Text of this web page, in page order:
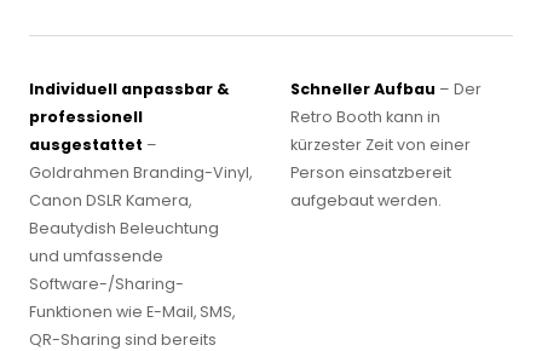
Individuell anpassbar &
professionell
ausgestattet –
Goldrahmen Branding-Vinyl,
Canon DSLR Kamera,
Beautydish Beleuchtung
und umfassende
Software-/Sharing-
Funktionen wie E-Mail, SMS,
QR-Sharing sind bereits
Schneller Aufbau – Der
Retro Booth kann in
kürzester Zeit von einer
Person einsatzbereit
aufgebaut werden.